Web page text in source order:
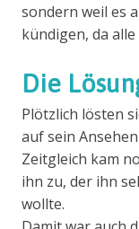
sondern weil es
kündigen, da
Die
Plötzlich lösten
auf sein
Zeitgleich kam
ihn zu, der ihn
wollte.